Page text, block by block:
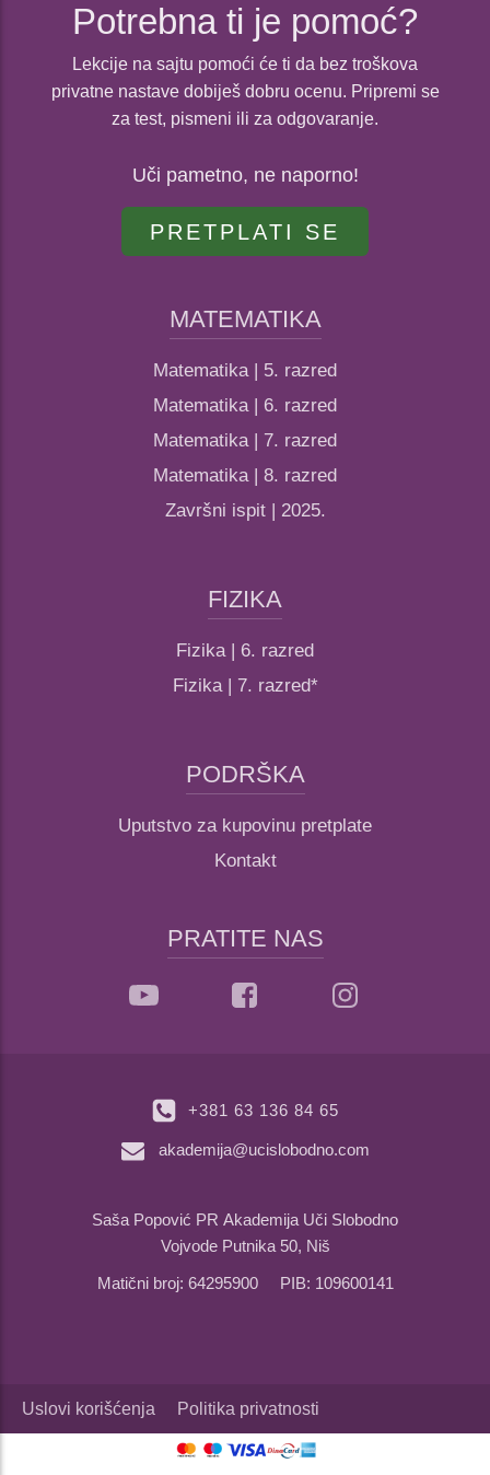
Potrebna ti je pomoć?
Lekcije na sajtu pomoći će ti da bez troškova
privatne nastave dobiješ dobru ocenu. Pripremi se
za test, pismeni ili za odgovaranje.
Uči pametno, ne naporno!
PRETPLATI SE
MATEMATIKA
Matematika | 5. razred
Matematika | 6. razred
Matematika | 7. razred
Matematika | 8. razred
Završni ispit | 2025.
FIZIKA
Fizika | 6. razred
Fizika | 7. razred*
PODRŠKA
Uputstvo za kupovinu pretplate
Kontakt
PRATITE NAS
+381 63 136 84 65
akademija@ucislobodno.com
Saša Popović PR Akademija Uči Slobodno
Vojvode Putnika 50, Niš
Matični broj: 64295900 PIB: 109600141
Uslovi korišćenja Politika privatnosti